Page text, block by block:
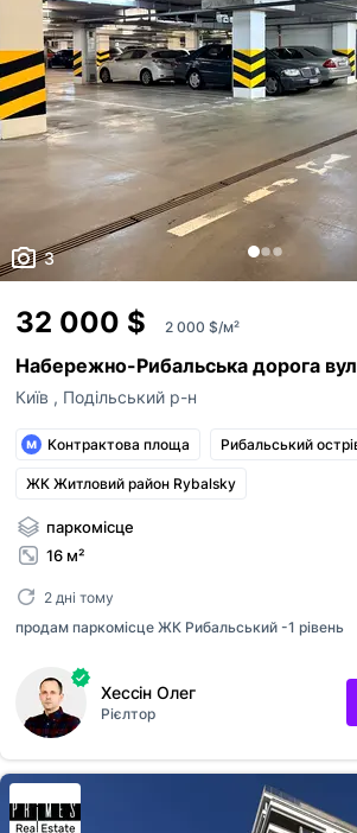
3
32 000 $ 2 000 $/м²
Набережно-Рибальська дорога
Київ , Подільський р-н
Контрактова площа Рибальський
ЖК Житловий район Rybalsky
паркомісце
16 м²
2 дні тому
продам паркомісце ЖК Рибальський -1 рівень
Хессін Олег
Рієлтор